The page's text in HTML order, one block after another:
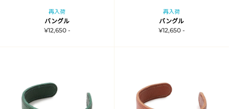
再入荷
バングル
¥12,650 -
再入荷
バングル
¥12,650 -